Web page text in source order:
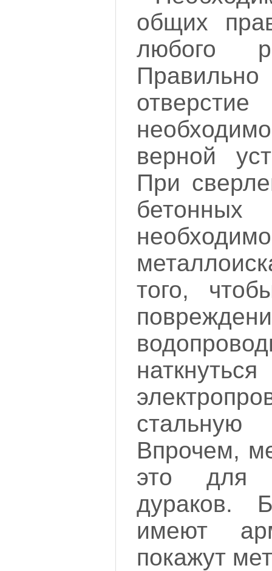
общих
любого
верной
При
того,
Впрочем,
это для
дураков.
имеют
покажут